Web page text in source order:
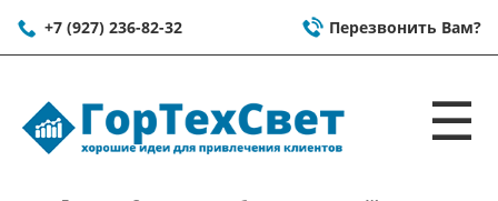
+7 (927) 236-82-32 Перезвонить Вам?
☰